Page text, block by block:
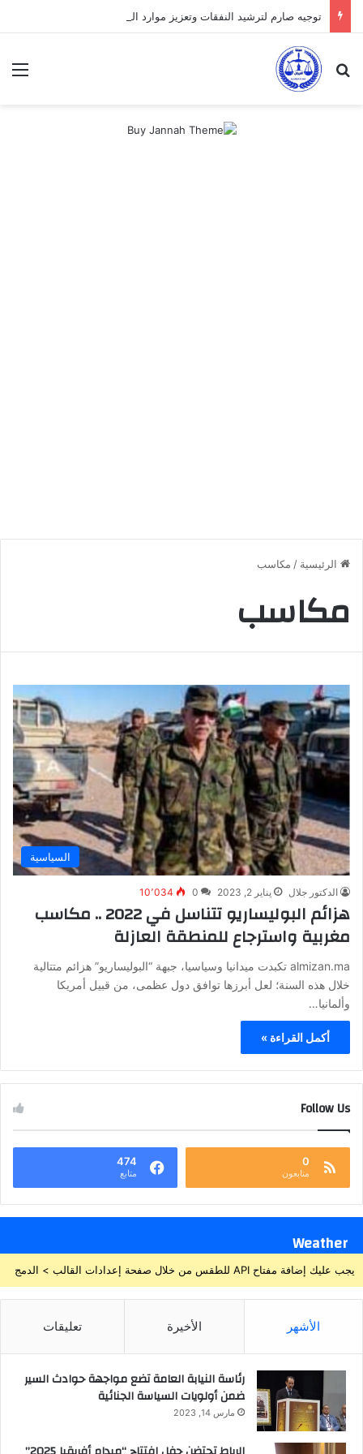
بحث عن
الرئيسية / مكاسب
مكاسب
السياسية
الدكتور جلال يناير 2, 2023 0 10٬034
هزائم البوليساريو تتناسل في 2022 .. مكاسب
مغربية واسترجاع للمنطقة العازلة‬
almizan.ma تكبدت ميدانيا وسياسيا، جبهة “البوليساريو” هزائم متتالية
خلال هذه السنة؛ لعل أبرزها توافق دول عظمى، من قبيل أمريكا
وألمانيا…
أكمل القراءة »
Follow Us
0
متابعون
474
متابع
Weather
يجب عليك إضافة مفتاح API للطقس من خلال صفحة إعدادات القالب > الدمج
الأشهر الأخيرة تعليقات
رئاسة النيابة العامة تضع مواجهة حوادث السير
ضمن أولويات السياسة الجنائية
مارس 14, 2023